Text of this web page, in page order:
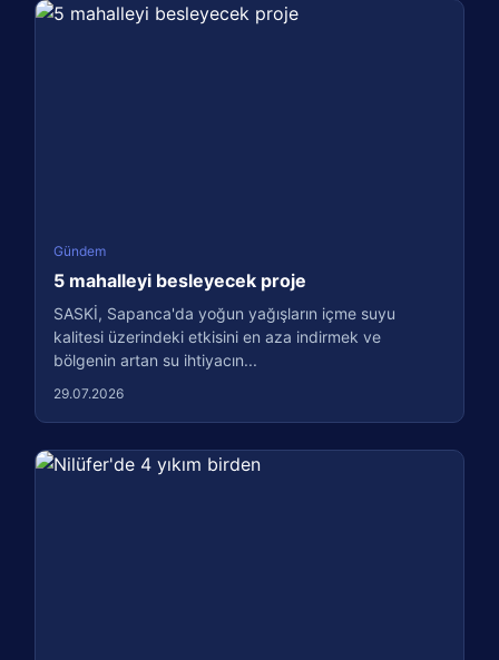
Gündem
5 mahalleyi besleyecek proje
SASKİ, Sapanca'da yoğun yağışların içme suyu
kalitesi üzerindeki etkisini en aza indirmek ve
bölgenin artan su ihtiyacın...
29.07.2026